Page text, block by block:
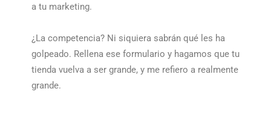
a tu marketing.
¿La competencia? Ni siquiera sabrán qué les ha
golpeado. Rellena ese formulario y hagamos que tu
tienda vuelva a ser grande, y me refiero a realmente
grande.